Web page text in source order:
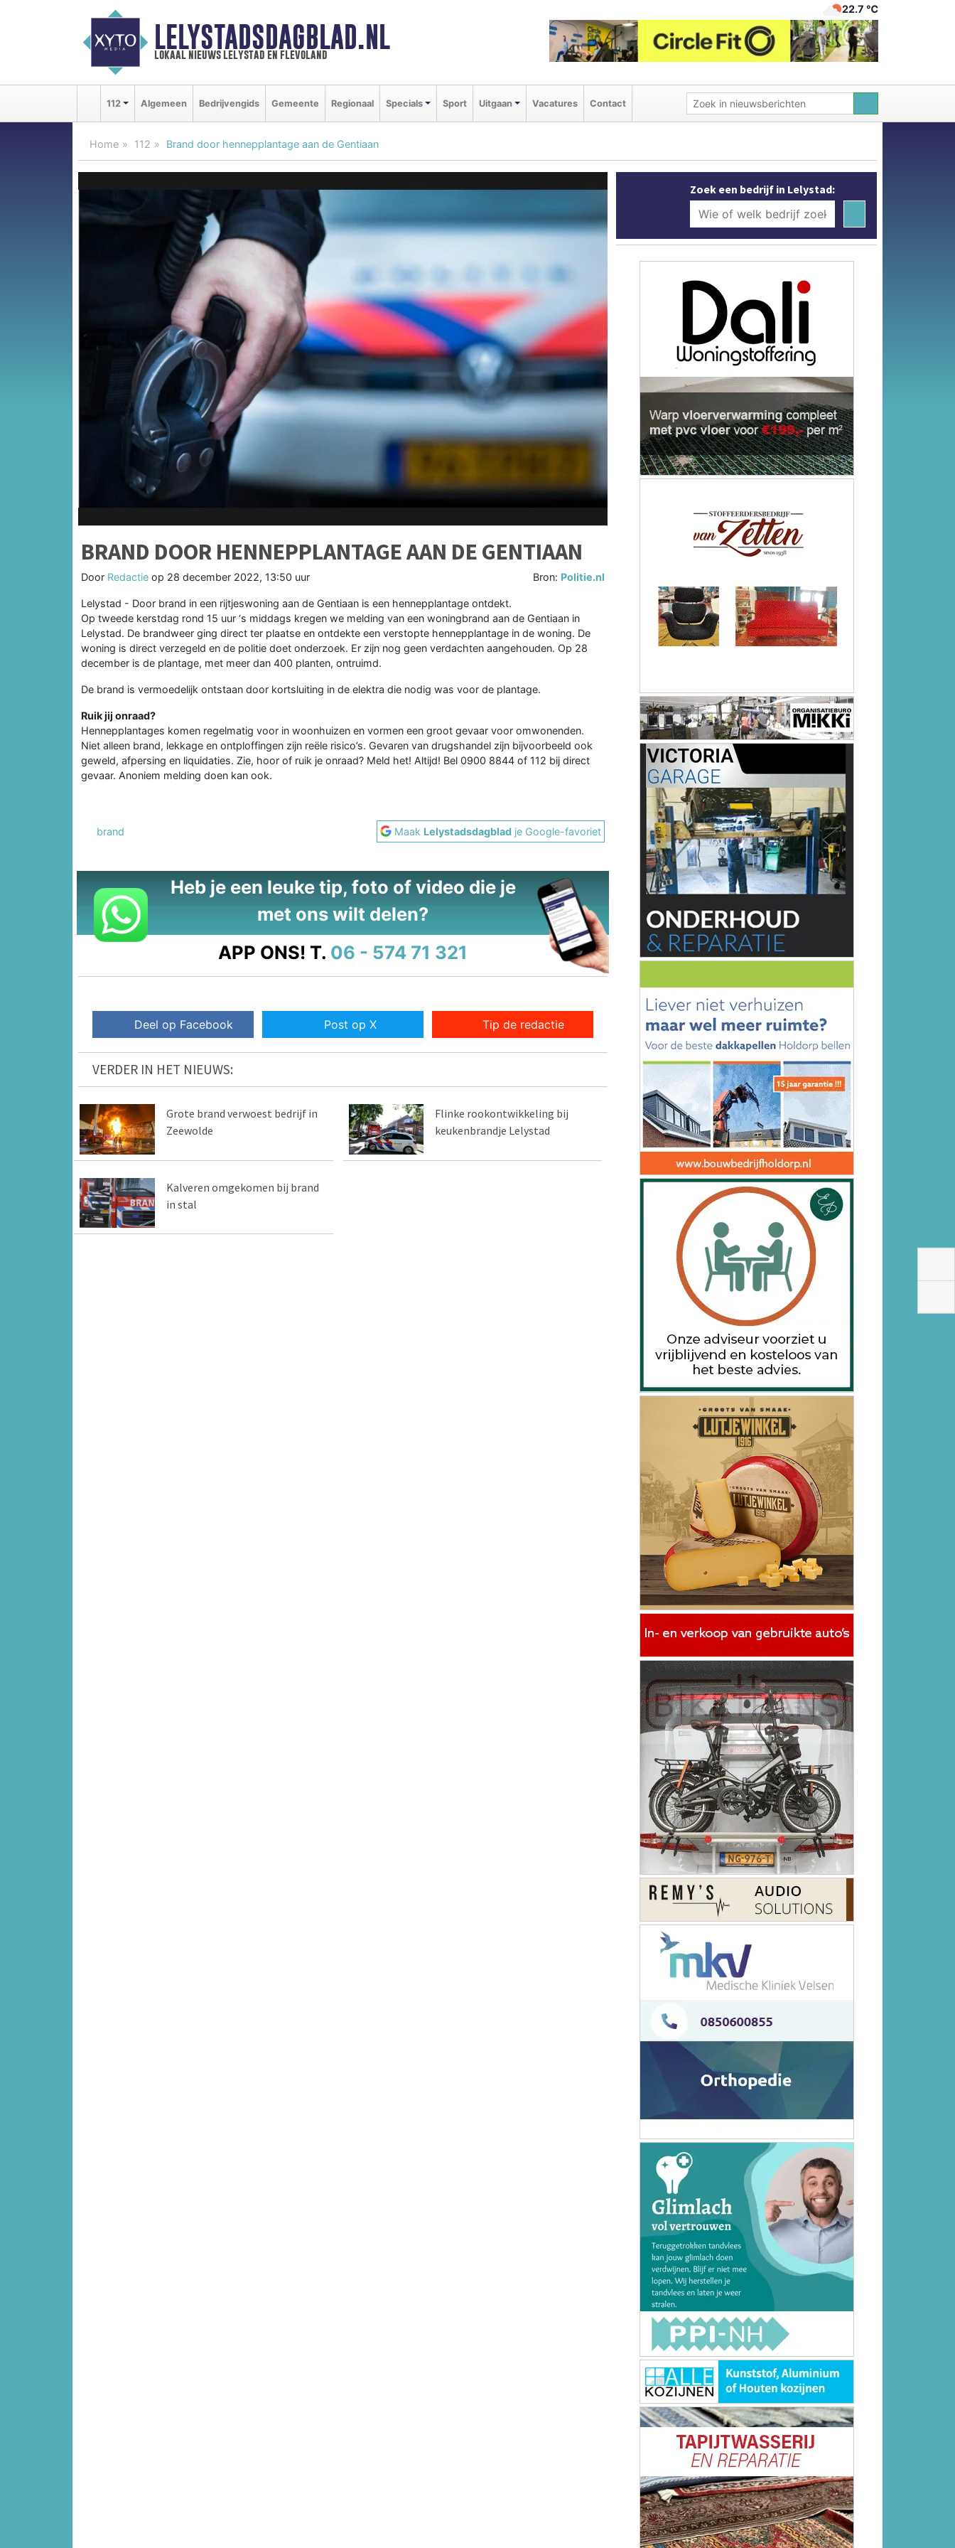
LELYSTADSDAGBLAD.NL
lokaal nieuws lelystad en flevoland
22.7 ℃
112 Algemeen Bedrijvengids Gemeente Regionaal Specials Sport Uitgaan Vacatures Contact
Home 112 Brand door hennepplantage aan de Gentiaan
BRAND DOOR HENNEPPLANTAGE AAN DE GENTIAAN
Door Redactie op 28 december 2022, 13:50 uur Bron: Politie.nl
Lelystad - Door brand in een rijtjeswoning aan de Gentiaan is een hennepplantage ontdekt.
Op tweede kerstdag rond 15 uur ‘s middags kregen we melding van een woningbrand aan de Gentiaan in
Lelystad. De brandweer ging direct ter plaatse en ontdekte een verstopte hennepplantage in de woning. De
woning is direct verzegeld en de politie doet onderzoek. Er zijn nog geen verdachten aangehouden. Op 28
december is de plantage, met meer dan 400 planten, ontruimd.
De brand is vermoedelijk ontstaan door kortsluiting in de elektra die nodig was voor de plantage.
Ruik jij onraad?
Hennepplantages komen regelmatig voor in woonhuizen en vormen een groot gevaar voor omwonenden.
Niet alleen brand, lekkage en ontploffingen zijn reële risico’s. Gevaren van drugshandel zijn bijvoorbeeld ook
geweld, afpersing en liquidaties. Zie, hoor of ruik je onraad? Meld het! Altijd! Bel 0900 8844 of 112 bij direct
gevaar. Anoniem melding doen kan ook.
brand Maak Lelystadsdagblad je Google-favoriet
Heb je een leuke tip, foto of video die je
met ons wilt delen?
APP ONS! T. 06 - 574 71 321
Deel op Facebook Post op X Tip de redactie
VERDER IN HET NIEUWS:
Grote brand verwoest bedrijf in
Zeewolde
Flinke rookontwikkeling bij
keukenbrandje Lelystad
Kalveren omgekomen bij brand
in stal
Zoek een bedrijf in Lelystad: